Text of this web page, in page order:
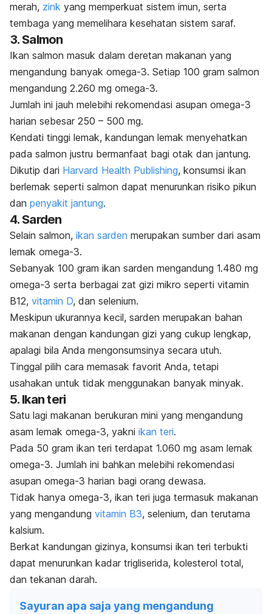
merah, zink yang memperkuat sistem imun, serta
tembaga yang memelihara kesehatan sistem saraf.
3. Salmon
Ikan salmon masuk dalam deretan makanan yang
mengandung banyak omega-3. Setiap 100 gram salmon
mengandung 2.260 mg omega-3.
Jumlah ini jauh melebihi rekomendasi asupan omega-3
harian sebesar 250 – 500 mg.
Kendati tinggi lemak, kandungan lemak menyehatkan
pada salmon justru bermanfaat bagi otak dan jantung.
Dikutip dari Harvard Health Publishing, konsumsi ikan
berlemak seperti salmon dapat menurunkan risiko pikun
dan penyakit jantung.
4. Sarden
Selain salmon, ikan sarden merupakan sumber dari asam
lemak omega-3.
Sebanyak 100 gram ikan sarden mengandung 1.480 mg
omega-3 serta berbagai zat gizi mikro seperti vitamin
B12, vitamin D, dan selenium.
Meskipun ukurannya kecil, sarden merupakan bahan
makanan dengan kandungan gizi yang cukup lengkap,
apalagi bila Anda mengonsumsinya secara utuh.
Tinggal pilih cara memasak favorit Anda, tetapi
usahakan untuk tidak menggunakan banyak minyak.
5. Ikan teri
Satu lagi makanan berukuran mini yang mengandung
asam lemak omega-3, yakni ikan teri.
Pada 50 gram ikan teri terdapat 1.060 mg asam lemak
omega-3. Jumlah ini bahkan melebihi rekomendasi
asupan omega-3 harian bagi orang dewasa.
Tidak hanya omega-3, ikan teri juga termasuk makanan
yang mengandung vitamin B3, selenium, dan terutama
kalsium.
Berkat kandungan gizinya, konsumsi ikan teri terbukti
dapat menurunkan kadar trigliserida, kolesterol total,
dan tekanan darah.
Sayuran apa saja yang mengandung